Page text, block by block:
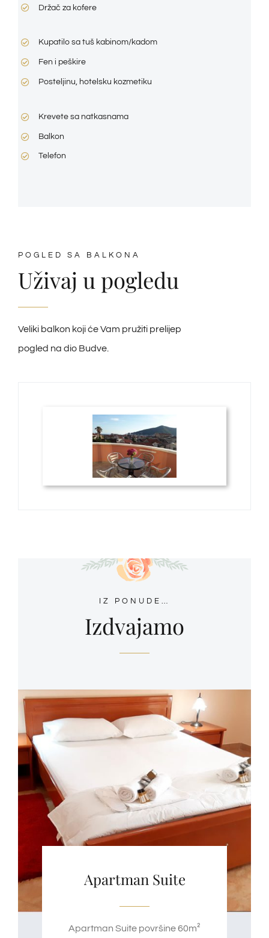
Držač za kofere
Kupatilo sa tuš kabinom/kadom
Fen i peškire
Posteljinu, hotelsku kozmetiku
Krevete sa natkasnama
Balkon
Telefon
POGLED SA BALKONA
Uživaj u pogledu
Veliki balkon koji će Vam pružiti prelijep
pogled na dio Budve.
IZ PONUDE…
Izdvajamo
Apartman Suite
Apartman Suite površine 60m²